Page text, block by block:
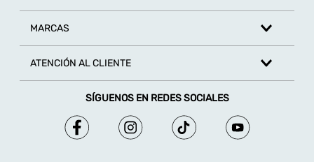
MARCAS
ATENCIÓN AL CLIENTE
SÍGUENOS EN REDES SOCIALES